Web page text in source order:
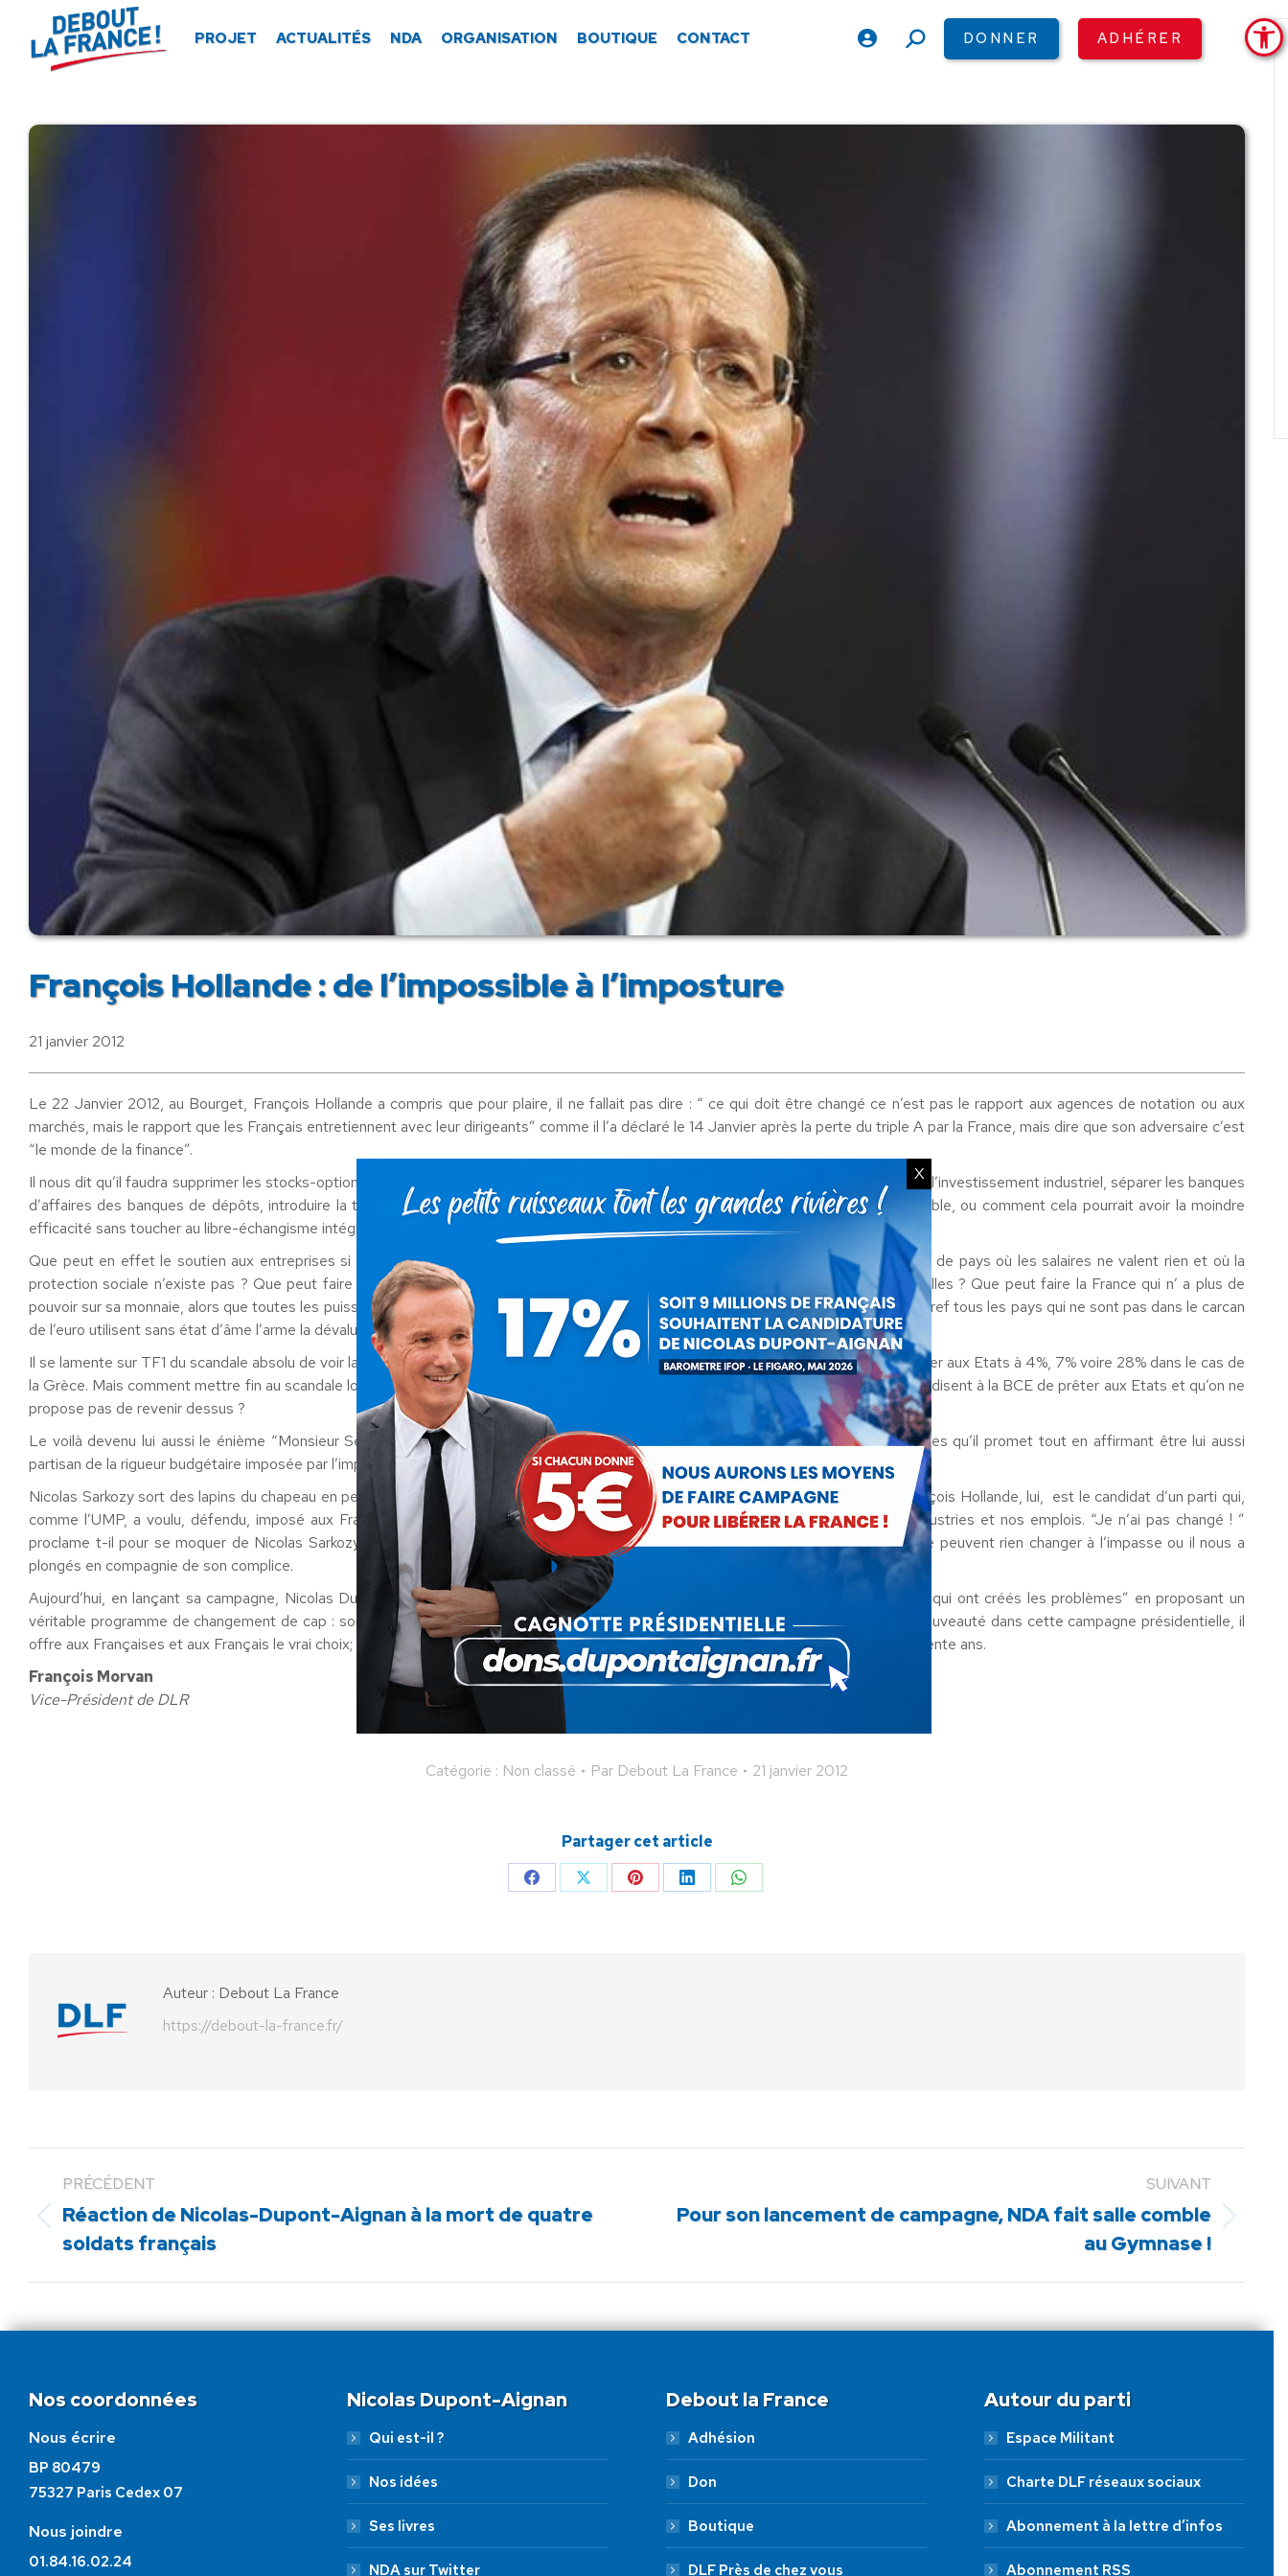
PROJET ACTUALITÉS NDA ORGANISATION BOUTIQUE CONTACT
RechercheDONNER ADHÉRER
François Hollande : de l’impossible à l’imposture
21 janvier 2012
Le 22 Janvier 2012, au Bourget, François Hollande a compris que pour plaire, il ne fallait pas dire : “ ce qui doit être changé ce n’est pas le rapport aux agences de notation ou aux
marchés, mais le rapport que les Français entretiennent avec leur dirigeants” comme il l’a déclaré le 14 Janvier après la perte du triple A par la France, mais dire que son adversaire c’est
“le monde de la finance”.
Il nous dit qu’il faudra supprimer les stocks-options, encadrer les bonus des traders, mobiliser l’épargne des Français pour le diriger vers l’investissement industriel, séparer les banques
d’affaires des banques de dépôts, introduire la taxe sur les transactions financières. Mais il ne nous dit pas comment cela sera possible, ou comment cela pourrait avoir la moindre
efficacité sans toucher au libre-échangisme intégral voulu par l’union européenne.
Que peut en effet le soutien aux entreprises si elles continuent à être en concurrence sans limites ni protection contre la production de pays où les salaires ne valent rien et où la
protection sociale n’existe pas ? Que peut faire la France alors que toutes les décisions économiques sont entre les mains de Bruxelles ? Que peut faire la France qui n’ a plus de
pouvoir sur sa monnaie, alors que toutes les puissances économiques du monde : Etats-Unis, Chine, mais aussi l’ Angleterre, la Suède, bref tous les pays qui ne sont pas dans le carcan
de l’euro utilisent sans état d’âme l’arme la dévaluation compétitive ?
Il se lamente sur TF1 du scandale absolu de voir la BCE prêter aux banques privées 500 milliards d’Euros que celles-ci vont ensuite prêter aux Etats à 4%, 7% voire 28% dans le cas de
la Grèce. Mais comment mettre fin au scandale lorsque comme lui, on a voté tous les traités, refusés par les Français en 2005, qui interdisent à la BCE de prêter aux Etats et qu’on ne
propose pas de revenir dessus ?
Le voilà devenu lui aussi le énième “Monsieur Sécurité”. Mais comment financera t-il les déploiement de moyens policiers et judiciaires qu’il promet tout en affirmant être lui aussi
partisan de la rigueur budgétaire imposée par l’impossible sauvetage de l’Euro ?
Nicolas Sarkozy sort des lapins du chapeau en pensant faire oublier aux Français qu’il est le président des promesses non tenues. François Hollande, lui, est le candidat d’un parti qui,
comme l’UMP, a voulu, défendu, imposé aux Français contre leur volonté une économie de concurrence sauvage qui détruit nos industries et nos emplois. “Je n’ai pas changé ! ”
proclame t-il pour se moquer de Nicolas Sarkozy. Nous sommes bien d’accord : ses mesures sont des mesurettes inefficaces qui ne peuvent rien changer à l’impasse ou il nous a
plongés en compagnie de son complice.
Aujourd’hui, en lançant sa campagne, Nicolas Dupont-Aignan a cité Albert Einstein : “n’attendez pas de solutions de la part de ceux qui ont créés les problèmes” en proposant un
véritable programme de changement de cap : sortir du système de l’euro et remettre en place des frontières. En créant la véritable nouveauté dans cette campagne présidentielle, il
offre aux Françaises et aux Français le vrai choix; la fin des promesses impossibles à tenir et de l’imposture qui nous gouverne depuis trente ans.
François Morvan
Vice-Président de DLR
Catégorie : Non classé Par Debout La France 21 janvier 2012
Partager cet article
PartagerPartagerPartagerPartagerPartager
Auteur : Debout La France
https://debout-la-france.fr/
PRÉCÉDENT
Article
précédent
Réaction de Nicolas-Dupont-Aignan à la mort de quatre
soldats français
SUIVANT
Article
Pour son lancement de campagne, NDA fait salle comble
au Gymnase !
Nos coordonnées
Nous écrire
BP 80479
75327 Paris Cedex 07
Nous joindre
01.84.16.02.24
Nicolas Dupont-Aignan
Qui est-il ?
Nos idées
Ses livres
NDA sur Twitter
Debout la France
Adhésion
Don
Boutique
DLF Près de chez vous
Autour du parti
Espace Militant
Charte DLF réseaux sociaux
Abonnement à la lettre d’infos
Abonnement RSS
X
Panneau de gestion des cookies